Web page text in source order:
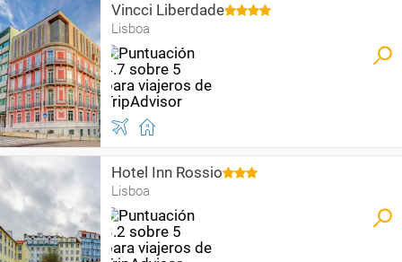
Vincci Liberdade
Lisboa
Hotel Inn Rossio
Lisboa